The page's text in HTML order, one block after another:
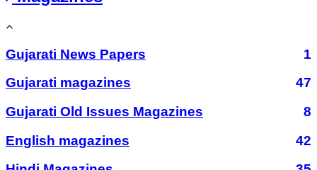
Gujarati News Papers
1
Gujarati magazines
47
Gujarati Old Issues Magazines
8
English magazines
42